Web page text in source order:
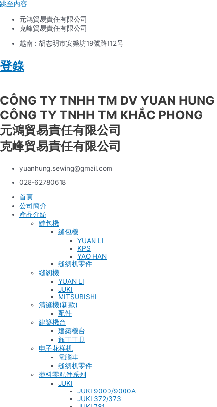
跳至内容
元鴻貿易責任有限公司
克峰貿易責任有限公司
越南 : 胡志明市安樂坊19號路112号
登錄
CÔNG TY TNHH TM DV YUAN HUNG
CÔNG TY TNHH TM KHẮC PHONG
元鴻貿易責任有限公司
克峰貿易責任有限公司
yuanhung.sewing@gmail.com
028-62780618
首頁
公司簡介
產品介紹
縫包機
縫包機
YUAN LI
KPS
YAO HAN
缝纫机零件
縫紉機
YUAN LI
JUKI
MITSUBISHI
清縫機(新款)
配件
建築機台
建築機台
施工工具
电子花样机
電腦車
缝纫机零件
薄料零配件系列
JUKI
JUKI 9000/9000A
JUKI 372/373